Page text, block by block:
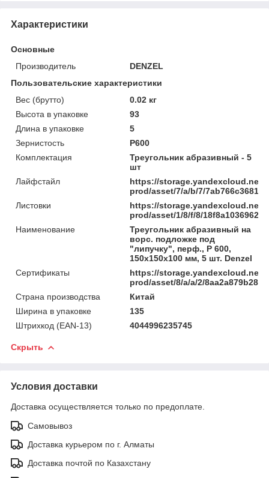
Характеристики
Основные
Производитель
DENZEL
Пользовательские характеристики
Вес (брутто)
0.02 кг
Высота в упаковке
93
Длина в упаковке
5
Зернистость
P600
Комплектация
Треугольник абразивный - 5
шт
Лайфстайл
https://storage.yandexcloud.net/
prod/asset/7/a/b/7/
Листовки
https://storage.yandexcloud.net/
prod/asset/1/8/f/8/
Наименование
Треугольник абразивный на
ворc. подложке под
"липучку", перф., P 600,
150х150х100 мм, 5 шт. Denzel
Сертификаты
https://storage.yandexcloud.net/
prod/asset/8/a/a/2/
Страна производства
Китай
Ширина в упаковке
135
Штрихкод (EAN-13)
4044996235745
Скрыть
Условия доставки
Доставка осуществляется только по предоплате.
Самовывоз
Доставка курьером по г. Алматы
Доставка почтой по Казахстану